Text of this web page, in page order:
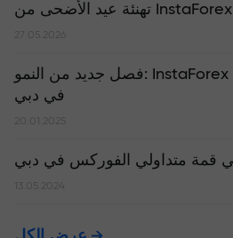
تهنئة عيد الأضحى من InstaForex
27.05.2026
​فصل جديد من النمو: InstaForex تفتتح مقرها العالمي
في دبي
20.01.2025
13.05.2024